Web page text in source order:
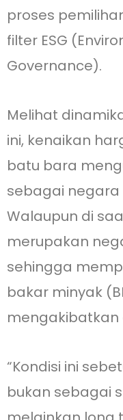
proses
filter ESG
Governance).
Melihat
ini, kenaikan
batu bara
sebagai
Walaupun di
merupakan
sehingga
bakar minyak
mengakibatkan
“Kondisi ini
bukan sebagai